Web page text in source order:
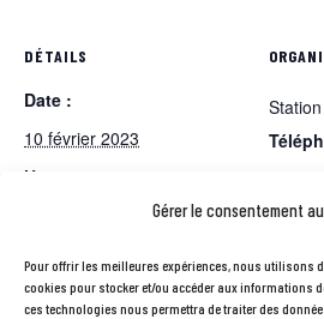
Gérer le consentement
Pour offrir les meilleures expériences, nous utilisons
cookies pour stocker et/ou accéder aux informations
ces technologies nous permettra de traiter des
DÉTAILS
Date :
10 février 2023
Heure :
E-mail
se.com